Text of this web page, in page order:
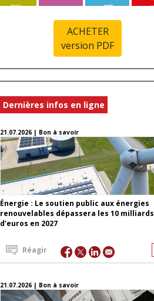
ACHETER
version PDF
Dernières infos en ligne
21.07.2026 | Bon à savoir
Énergie : Le soutien public aux énergies
renouvelables dépassera les 10 milliards
d’euros en 2027
Réagir
21.07.2026 | Bon à savoir